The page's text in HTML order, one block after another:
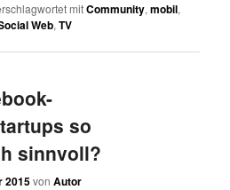
mitCommunity,mobil,
Web,TV
so
sinnvoll?
2015vonAutor